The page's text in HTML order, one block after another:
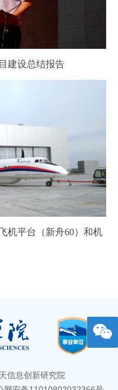
设总结报告
平台（新舟60）和机
信息创新研究院